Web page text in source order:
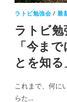
ラトビ勉強会 /最
ラトビ
「今ま
とを知
これまで、何に
らた…